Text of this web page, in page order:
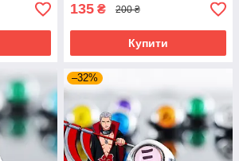
135 ₴ 200 ₴
Купити
–32%